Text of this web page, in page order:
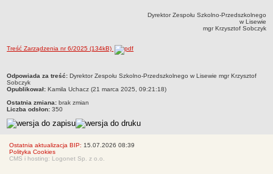
Aktualności
Dyrektor Zespołu Szkolno-Przedszkolnego
w Lisewie
mgr Krzysztof Sobczyk
Treść Zarządzenia nr 6/2025 (134kB)
metryczka
Odpowiada za treść: Dyrektor Zespołu Szkolno-Przedszkolnego w Lisewie mgr Krzysztof
Sobczyk
Opublikował: Kamila Uchacz (21 marca 2025, 09:21:18)
Ostatnia zmiana: brak zmian
Liczba odsłon: 350
Ostatnia aktualizacja BIP: 15.07.2026 08:39
Polityka Cookies
CMS i hosting: Logonet Sp. z o.o.